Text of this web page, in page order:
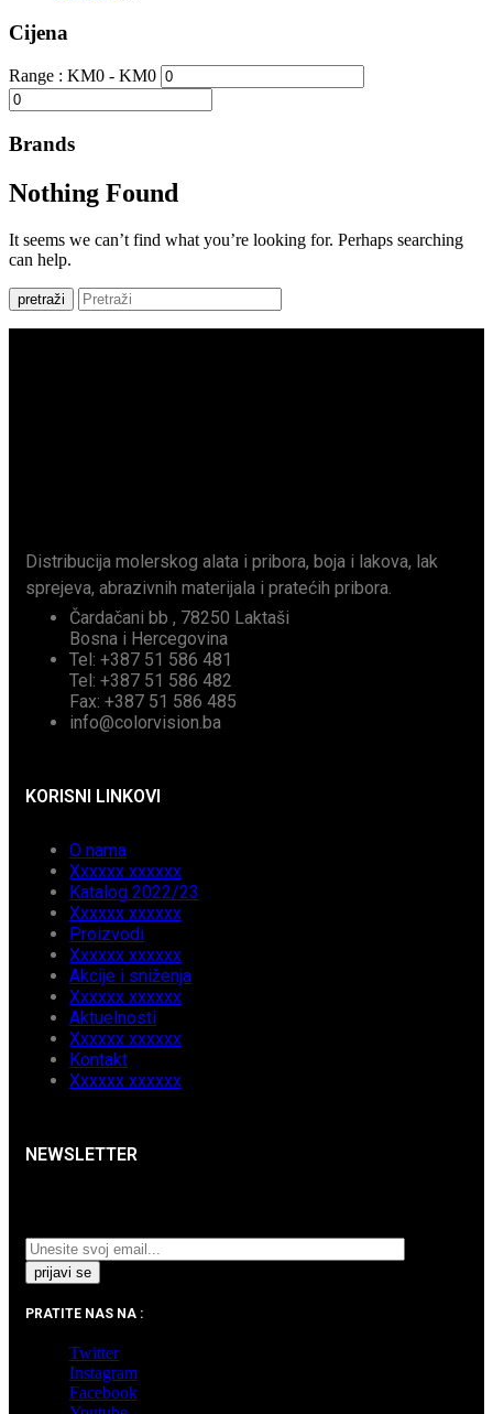
Cijena
Range : KM0 - KM0
Brands
Nothing Found
It seems we can’t find what you’re looking for. Perhaps searching
can help.
pretraži
Distribucija molerskog alata i pribora, boja i lakova, lak
sprejeva, abrazivnih materijala i pratećih pribora.
Čardačani bb , 78250 Laktaši
Bosna i Hercegovina
Tel: +387 51 586 481
Tel: +387 51 586 482
Fax: +387 51 586 485
info@colorvision.ba
KORISNI LINKOVI
O nama
Xxxxxx xxxxxx
Katalog 2022/23
Xxxxxx xxxxxx
Proizvodi
Xxxxxx xxxxxx
Akcije i sniženja
Xxxxxx xxxxxx
Aktuelnosti
Xxxxxx xxxxxx
Kontakt
Xxxxxx xxxxxx
NEWSLETTER
PRATITE NAS NA :
Twitter
Instagram
Facebook